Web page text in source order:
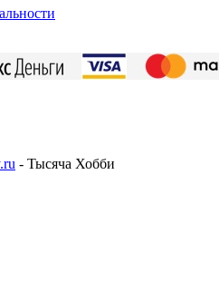
- Тысяча Хобби